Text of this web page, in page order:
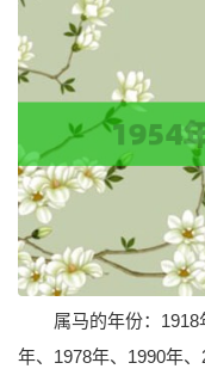
属马的年份：
年、1978年、1990年